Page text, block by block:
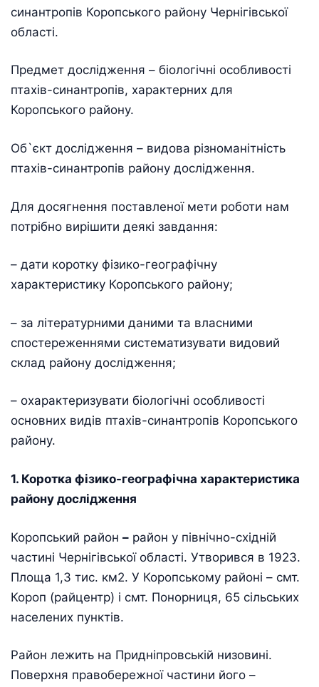
синантропів Коропського району Чернігівської
області.
Предмет дослідження – біологічні особливості
птахів-синантропів, характерних для
Коропського району.
Об`єкт дослідження – видова різноманітність
птахів-синантропів району дослідження.
Для досягнення поставленої мети роботи нам
потрібно вирішити деякі завдання:
– дати коротку фізико-географічну
характеристику Коропського району;
– за літературними даними та власними
спостереженнями систематизувати видовий
склад району дослідження;
– охарактеризувати біологічні особливості
основних видів птахів-синантропів Коропського
району.
1. Коротка фізико-географічна характеристика
району дослідження
Коропський район – район у північно-східній
частині Чернігівської області. Утворився в 1923.
Площа 1,3 тис. км2. У Коропському районі – смт.
Короп (райцентр) і смт. Понорниця, 65 сільських
населених пунктів.
Район лежить на Придніпровській низовині.
Поверхня правобережної частини його –